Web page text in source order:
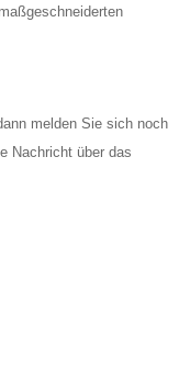
melden Sie sich noch
Nachricht über das